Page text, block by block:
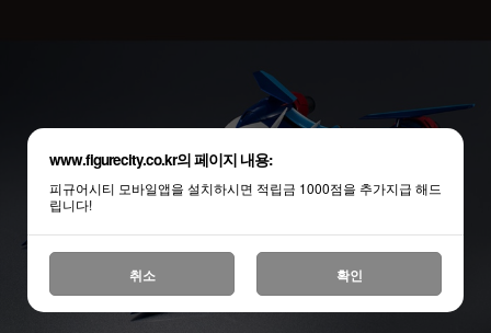
www.figurecity.co.kr의 페이지 내용:
피규어시티 모바일앱을 설치하시면 적립금 1000점을 추가지급 해드
립니다!
취소 확인